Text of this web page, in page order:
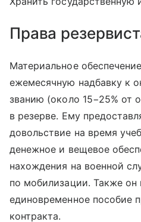
Права
Материальное
ежемесячную надбавку к
званию (около 15−25% от
в резерве. Ему
довольствие на время
денежное и вещевое
нахождения на военной
по мобилизации. Также он
единовременное пособие
контракта.